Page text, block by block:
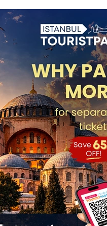
Pavilion
Pass